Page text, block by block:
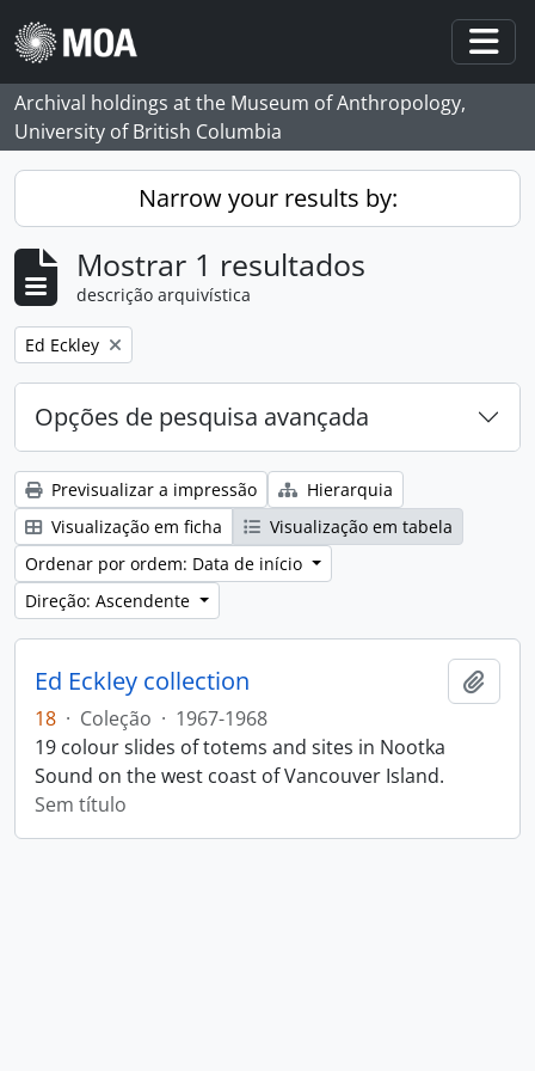
Skip to main content
Archival holdings at the Museum of Anthropology,
University of British Columbia
Narrow your results by:
Mostrar 1 resultados
descrição arquivística
Remove filter:
Ed Eckley
Opções de pesquisa avançada
Previsualizar a impressão
Hierarquia
Visualização em ficha
Visualização em tabela
Ordenar por ordem: Data de início
Direção: Ascendente
Ed Eckley collection
18 · Coleção · 1967-1968
19 colour slides of totems and sites in Nootka
Sound on the west coast of Vancouver Island.
Sem título